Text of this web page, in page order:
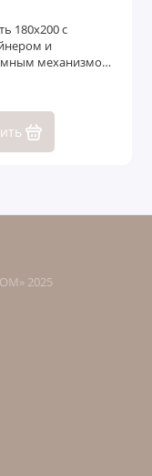
180x200 c
и
механизмом
2025